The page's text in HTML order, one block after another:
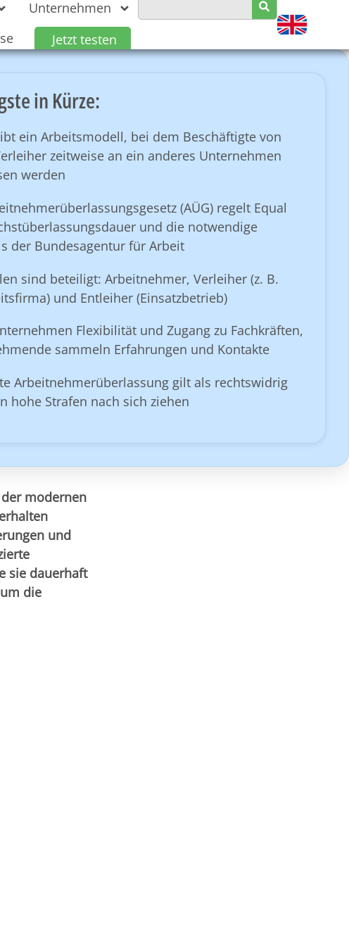
Unternehmen
Jetzt testen
in Kürze:
ein Arbeitsmodell, bei dem Beschäftigte von
zeitweise an ein anderes Unternehmen
werden
(AÜG) regelt Equal
und die notwendige
der Bundesagentur für Arbeit
sind beteiligt: Arbeitnehmer, Verleiher (z. B.
und Entleiher (Einsatzbetrieb)
Flexibilität und Zugang zu Fachkräften,
sammeln Erfahrungen und Kontakte
Arbeitnehmerüberlassung gilt als rechtswidrig
hohe Strafen nach sich ziehen
modernen
und
sie dauerhaft
die